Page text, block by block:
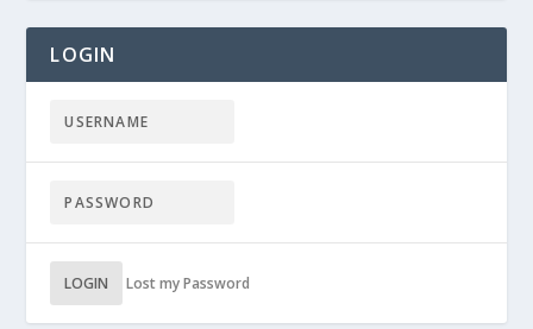
LOGIN
LOGIN Lost my Password